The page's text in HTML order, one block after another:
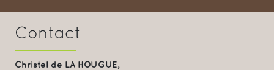
Contact
Christel de LA HOUGUE,